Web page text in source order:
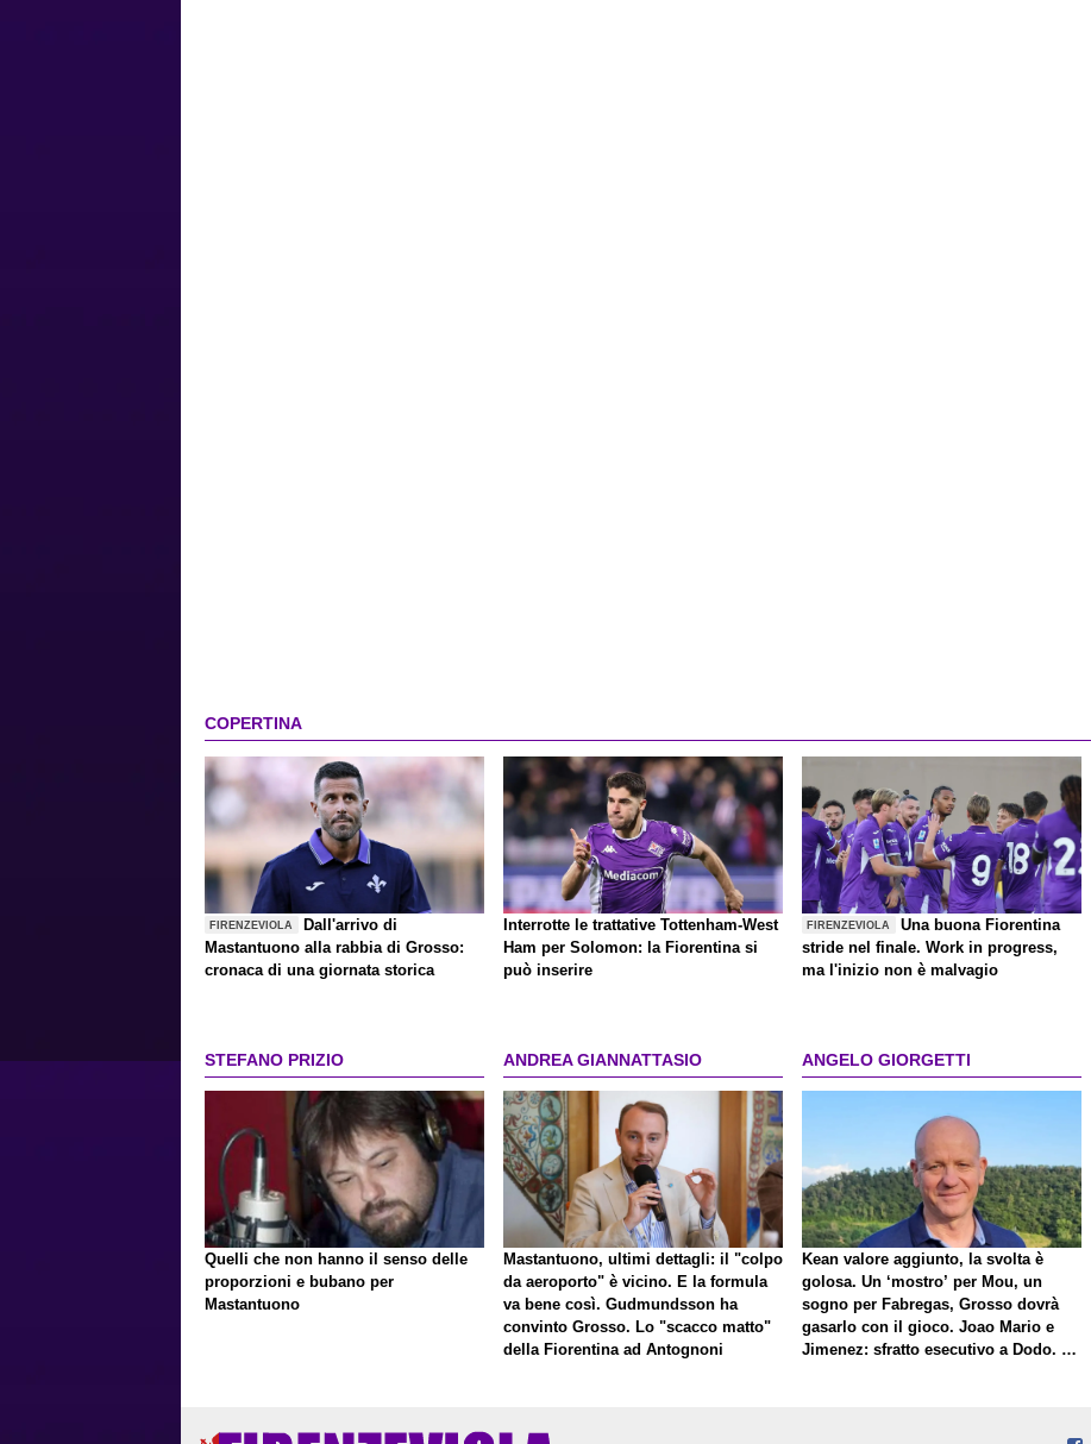
COPERTINA
FIRENZEVIOLA
Dall'arrivo di
Mastantuono alla rabbia di Grosso:
cronaca di una giornata storica
Interrotte le trattative Tottenham-West
Ham per Solomon: la Fiorentina si
può inserire
FIRENZEVIOLA
Una buona Fiorentina
stride nel finale. Work in progress,
ma l'inizio non è malvagio
STEFANO PRIZIO
Quelli che non hanno il senso delle
proporzioni e bubano per
Mastantuono
ANDREA GIANNATTASIO
Mastantuono, ultimi dettagli: il "colpo
da aeroporto" è vicino. E la formula
va bene così. Gudmundsson ha
convinto Grosso. Lo "scacco matto"
della Fiorentina ad Antognoni
ANGELO GIORGETTI
Kean valore aggiunto, la svolta è
golosa. Un ‘mostro’ per Mou, un
sogno per Fabregas, Grosso dovrà
gasarlo con il gioco. Joao Mario e
Jimenez: sfratto esecutivo a Dodo. E